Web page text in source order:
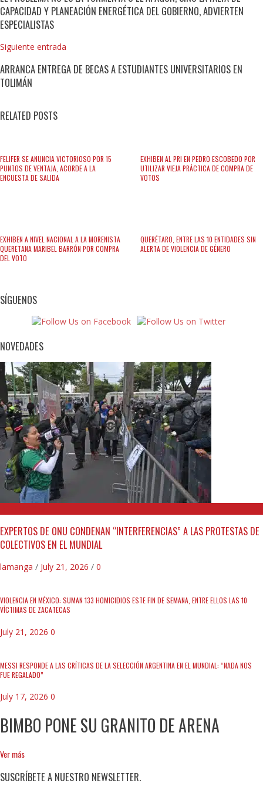
CAPACIDAD Y PLANEACIÓN ENERGÉTICA DEL GOBIERNO, ADVIERTEN
ESPECIALISTAS
Siguiente entrada
ARRANCA ENTREGA DE BECAS A ESTUDIANTES UNIVERSITARIOS EN
TOLIMÁN
RELATED POSTS
FELIFER SE ANUNCIA VICTORIOSO POR 15
PUNTOS DE VENTAJA, ACORDE A LA
ENCUESTA DE SALIDA
EXHIBEN AL PRI EN PEDRO ESCOBEDO POR
UTILIZAR VIEJA PRÁCTICA DE COMPRA DE
VOTOS
EXHIBEN A NIVEL NACIONAL A LA MORENISTA
QUERETANA MARIBEL BARRÓN POR COMPRA
DEL VOTO
QUERÉTARO, ENTRE LAS 10 ENTIDADES SIN
ALERTA DE VIOLENCIA DE GÉNERO
SÍGUENOS
NOVEDADES
EXPERTOS DE ONU CONDENAN “INTERFERENCIAS” A LAS PROTESTAS DE
COLECTIVOS EN EL MUNDIAL
lamanga / July 21, 2026 / 0
VIOLENCIA EN MÉXICO: SUMAN 133 HOMICIDIOS ESTE FIN DE SEMANA, ENTRE ELLOS LAS 10
VÍCTIMAS DE ZACATECAS
July 21, 2026 0
MESSI RESPONDE A LAS CRÍTICAS DE LA SELECCIÓN ARGENTINA EN EL MUNDIAL: “NADA NOS
FUE REGALADO”
July 17, 2026 0
BIMBO PONE SU GRANITO DE ARENA
Ver más
SUSCRÍBETE A NUESTRO NEWSLETTER.